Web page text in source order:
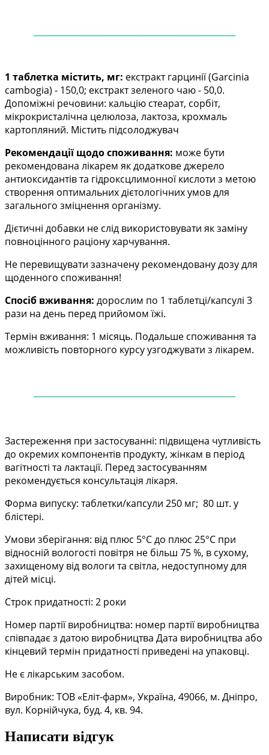
—————————————————————
1 таблетка містить, мг: екстракт гарцинії (Garcinia
cambogia) - 150,0; екстракт зеленого чаю - 50,0.
Допоміжні речовини: кальцію стеарат, сорбіт,
мікрокристалічна целюлоза, лактоза, крохмаль
картопляний. Містить підсолоджувач
Рекомендації щодо споживання: може бути
рекомендована лікарем як додаткове джерело
антиоксидантів та гідроксцлимонної кислоти з метою
створення оптимальних дієтологічних умов для
загального зміцнення організму.
Дієтичні добавки не слід використовувати як заміну
повноцінного раціону харчування.
Не перевищувати зазначену рекомендовану дозу для
щоденного споживання!
Спосіб вживання: дорослим по 1 таблетці/капсулі 3
рази на день перед прийомом їжі.
Термін вживання: 1 місяць. Подальше споживання та
можливість повторного курсу узгоджувати з лікарем.
—————————————————————
Застереження при застосуванні: підвищена чутливість
до окремих компонентів продукту, жінкам в період
вагітності та лактації. Перед застосуванням
рекомендується консультація лікаря.
Форма випуску: таблетки/капсули 250 мг; 80 шт. у
блістері.
Умови зберігання: від плюс 5°С до плюс 25°С при
відносній вологості повітря не більш 75 %, в сухому,
захищеному від вологи та світла, недоступному для
дітей місці.
Строк придатності: 2 роки
Номер партії виробництва: номер партії виробництва
співпадає з датою виробництва Дата виробництва або
кінцевий термін придатності приведені на упаковці.
Не є лікарським засобом.
Виробник: ТОВ «Еліт-фарм», Україна, 49066, м. Дніпро,
вул. Корнійчука, буд. 4, кв. 94.
Написати відгук